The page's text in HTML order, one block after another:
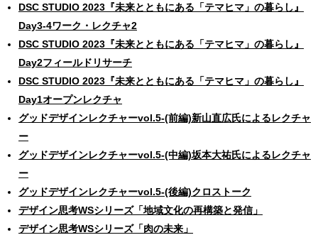
DSC STUDIO 2023『未来とともにある「テマヒマ」の暮らし』
Day3-4ワーク・レクチャ2
DSC STUDIO 2023『未来とともにある「テマヒマ」の暮らし』
Day2フィールドリサーチ
DSC STUDIO 2023『未来とともにある「テマヒマ」の暮らし』
Day1オープンレクチャ
グッドデザインレクチャーvol.5-(前編)新山直広氏によるレクチャ
ー
グッドデザインレクチャーvol.5-(中編)坂本大祐氏によるレクチャ
ー
グッドデザインレクチャーvol.5-(後編)クロストーク
デザイン思考WSシリーズ「地域文化の再構築と発信」
デザイン思考WSシリーズ「肉の未来」